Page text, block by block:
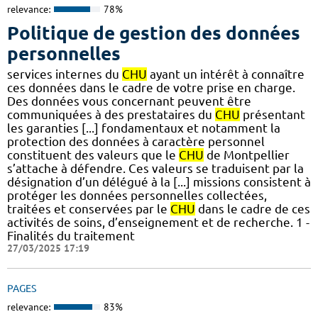
relevance: 78%
Politique de gestion des données
personnelles
services internes du CHU ayant un intérêt à connaître
ces données dans le cadre de votre prise en charge.
Des données vous concernant peuvent être
communiquées à des prestataires du CHU présentant
les garanties [...] fondamentaux et notamment la
protection des données à caractère personnel
constituent des valeurs que le CHU de Montpellier
s’attache à défendre. Ces valeurs se traduisent par la
désignation d’un délégué à la [...] missions consistent à
protéger les données personnelles collectées,
traitées et conservées par le CHU dans le cadre de ces
activités de soins, d’enseignement et de recherche. 1 -
Finalités du traitement
27/03/2025 17:19
PAGES
relevance: 83%